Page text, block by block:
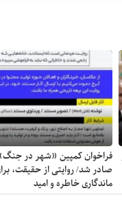
فراخوان کمپین «شهر در
صادر شد/ روایتی از حقیقت،
ماندگاری خاطره و امید